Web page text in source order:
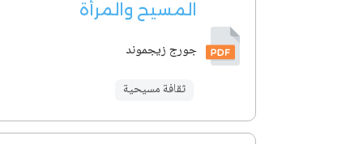
المسيح والمرأة
جورج زيجموند
ثقافة مسيحية